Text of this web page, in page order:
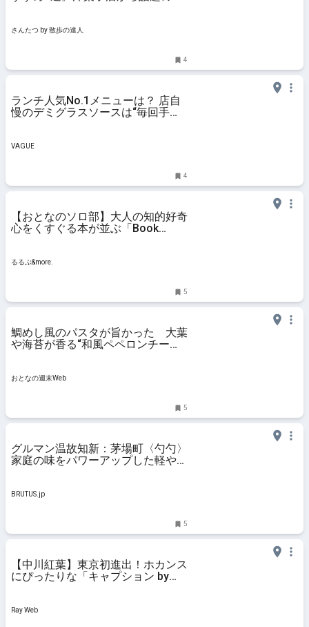
人
さんたつ by 散歩の達人
4
ランチ人気No.1メニューは？ 店自
慢のデミグラスソースは“毎回手作
食＃25】 | VAGUE(ヴァーグ)
VAGUE
4
【おとなのソロ部】大人の知的好奇
心をくすぐる本が並ぶ「Book
るるぶ&more.
5
鯛めし風のパスタが旨かった 大葉
や海苔が香る“和風ペペロンチー
おとなの週末Web
5
グルマン温故知新：茅場町〈勺勺〉
家庭の味をパワーアップした軽やか
BRUTUS.jp
5
【中川紅葉】東京初進出！ホカンス
にぴったりな「キャプション by
Ray Web